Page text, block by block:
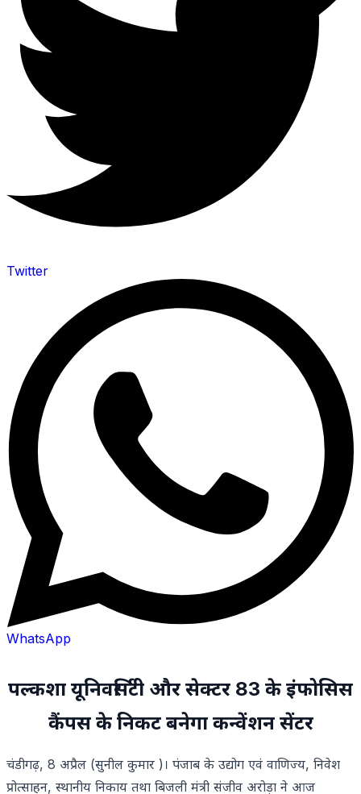
Twitter
WhatsApp
पल्कशा यूनिवर्सिटी और सेक्टर 83 के इंफोसिस
कैंपस के निकट बनेगा कन्वेंशन सेंटर
चंडीगढ़, 8 अप्रैल (सुनील कुमार )। पंजाब के उद्योग एवं वाणिज्य, निवेश
प्रोत्साहन, स्थानीय निकाय तथा बिजली मंत्री संजीव अरोड़ा ने आज